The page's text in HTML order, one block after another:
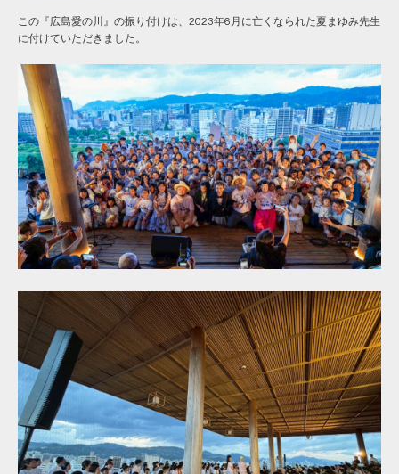
この『広島愛の川』の振り付けは、2023年6月に亡くなられた夏まゆみ先生
に付けていただきました。